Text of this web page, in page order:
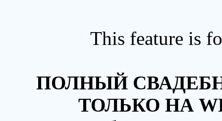
This feature is
ПОЛНЫЙ
ТОЛЬКО НА